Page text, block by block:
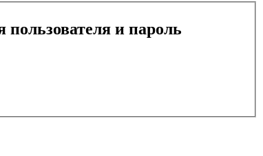
и пароль